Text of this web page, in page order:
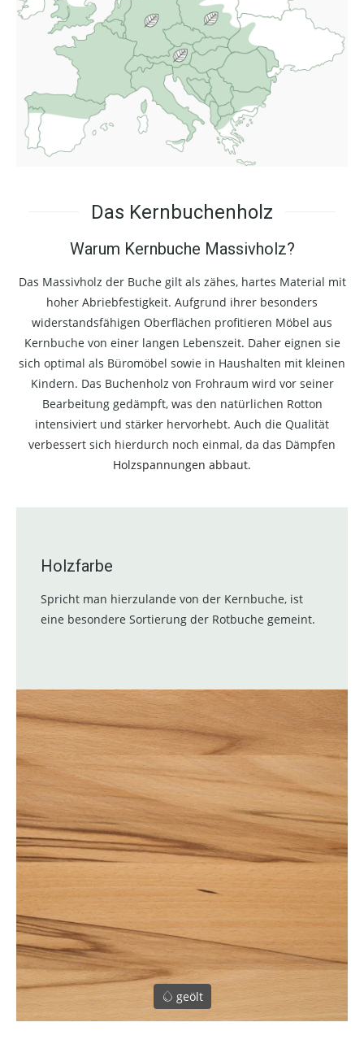
Das Kernbuchenholz
Warum Kernbuche Massivholz?
Das Massivholz der Buche gilt als zähes, hartes Material mit
hoher Abriebfestigkeit. Aufgrund ihrer besonders
widerstandsfähigen Oberflächen profitieren Möbel aus
Kernbuche von einer langen Lebenszeit. Daher eignen sie
sich optimal als Büromöbel sowie in Haushalten mit kleinen
Kindern. Das Buchenholz von Frohraum wird vor seiner
Bearbeitung gedämpft, was den natürlichen Rotton
intensiviert und stärker hervorhebt. Auch die Qualität
verbessert sich hierdurch noch einmal, da das Dämpfen
Holzspannungen abbaut.
Holzfarbe
Spricht man hierzulande von der Kernbuche, ist
eine besondere Sortierung der Rotbuche gemeint.
geölt